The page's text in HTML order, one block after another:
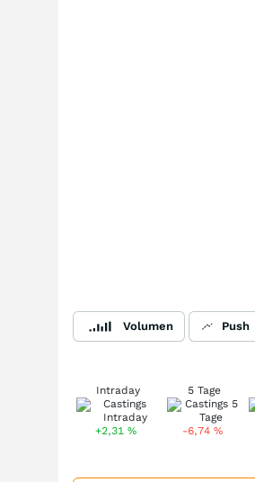
Volumen Push
Intraday
+2,31%
5 Tage
-6,74 %